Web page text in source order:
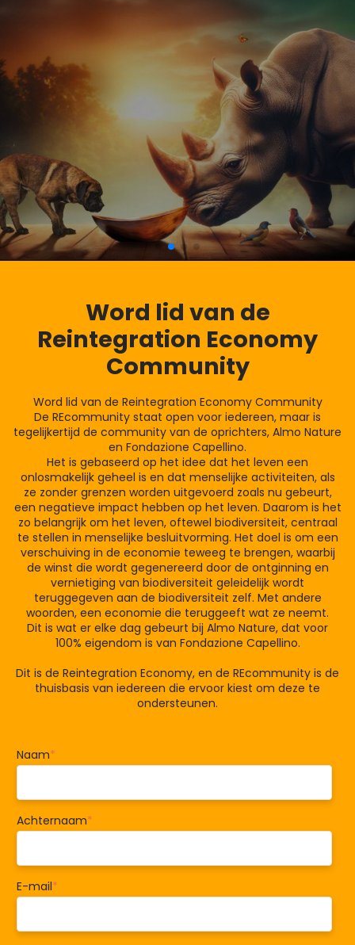
Word lid van de
Reintegration Economy
Community
Word lid van de Reintegration Economy Community
De REcommunity staat open voor iedereen, maar is
tegelijkertijd de community van de oprichters, Almo Nature
en Fondazione Capellino.
Het is gebaseerd op het idee dat het leven een
onlosmakelijk geheel is en dat menselijke activiteiten, als
ze zonder grenzen worden uitgevoerd zoals nu gebeurt,
een negatieve impact hebben op het leven. Daarom is het
zo belangrijk om het leven, oftewel biodiversiteit, centraal
te stellen in menselijke besluitvorming. Het doel is om een
verschuiving in de economie teweeg te brengen, waarbij
de winst die wordt gegenereerd door de ontginning en
vernietiging van biodiversiteit geleidelijk wordt
teruggegeven aan de biodiversiteit zelf. Met andere
woorden, een economie die teruggeeft wat ze neemt.
Dit is wat er elke dag gebeurt bij Almo Nature, dat voor
100% eigendom is van Fondazione Capellino.
Dit is de Reintegration Economy, en de REcommunity is de
thuisbasis van iedereen die ervoor kiest om deze te
ondersteunen.
Naam*
Achternaam*
E-mail*